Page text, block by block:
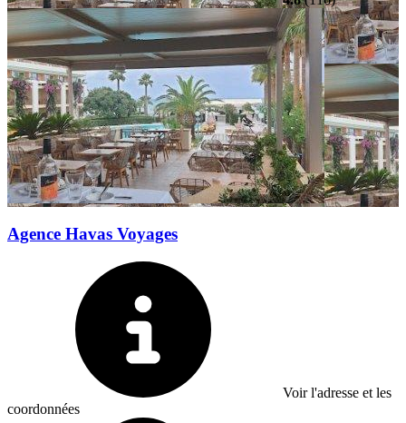
Agence Havas Voyages
Voir l'adresse et les
coordonnées